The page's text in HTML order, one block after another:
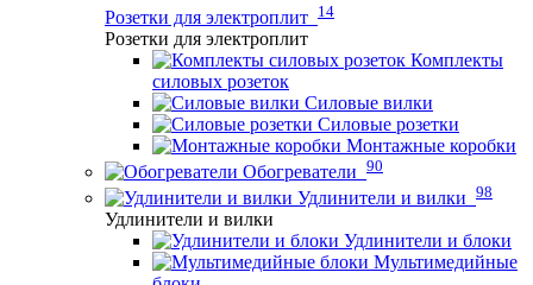
Розетки для электроплит 14
Розетки для электроплит
Комплекты
силовых розеток
Силовые вилки
Силовые розетки
Монтажные коробки
Обогреватели 90
Удлинители и вилки 98
Удлинители и вилки
Удлинители и блоки
Мультимедийные